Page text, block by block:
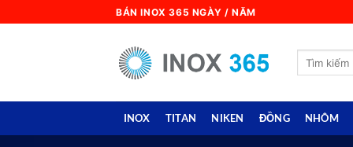
to
BÁN INOX 365 NGÀY / NĂM
Search
INOX TITAN NIKEN ĐỒNG NHÔM